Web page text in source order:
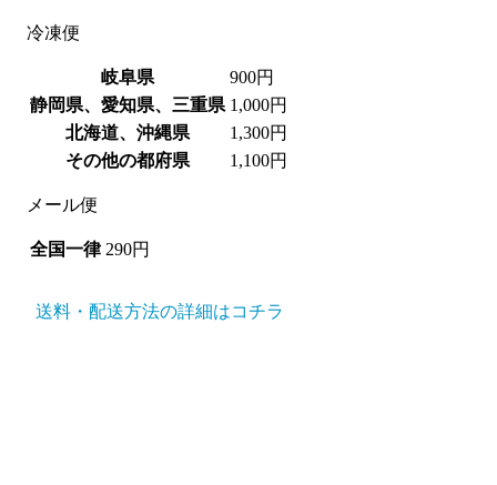
冷凍便
岐阜県
900円
静岡県、愛知県、三重県 1,000円
北海道、沖縄県
1,300円
その他の都府県
1,100円
メール便
全国一律 290円
送料・配送方法の詳細はコチラ